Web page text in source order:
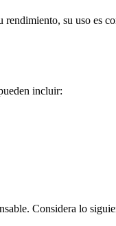
su uso es
incluir:
Considera lo